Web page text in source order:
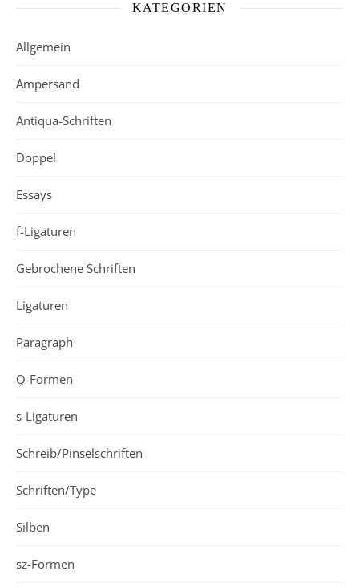
KATEGORIEN
Allgemein
Ampersand
Antiqua-Schriften
Doppel
Essays
f-Ligaturen
Gebrochene Schriften
Ligaturen
Paragraph
Q-Formen
s-Ligaturen
Schreib/Pinselschriften
Schriften/Type
Silben
sz-Formen